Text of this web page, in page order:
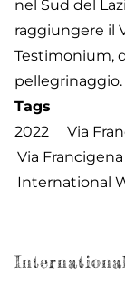
nel Sud del
raggiungere il
Testimonium,
pellegrinaggio.
Tags
2022
Via
Via
International